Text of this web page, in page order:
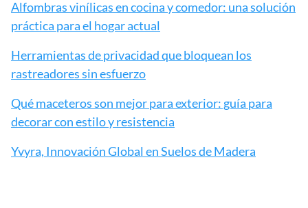
Alfombras vinílicas en cocina y comedor: una solución
práctica para el hogar actual
Herramientas de privacidad que bloquean los
rastreadores sin esfuerzo
Qué maceteros son mejor para exterior: guía para
decorar con estilo y resistencia
Yvyra, Innovación Global en Suelos de Madera